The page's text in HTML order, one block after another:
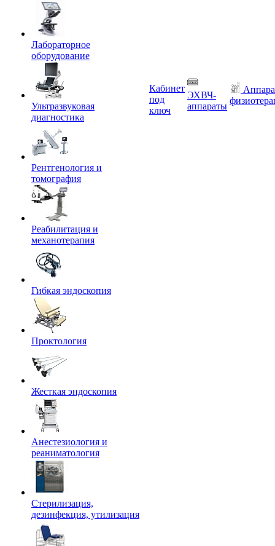
Лабораторное
оборудование
Ультразвуковая
диагностика
Рентгенология и
томография
Реабилитация и
механотерапия
Гибкая эндоскопия
Проктология
Жесткая эндоскопия
Анестезиология и
реаниматология
Стерилизация,
дезинфекция, утилизация
Кабинет
под
ключ
ЭХВЧ-
аппараты